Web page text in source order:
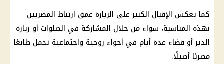
كما يعكس الإقبال الكبير على الزيارة عمق ارتباط المصريين
بهذه المناسبة، سواء من خلال المشاركة في الصلوات أو زيارة
الدير أو قضاء عدة أيام في أجواء روحية واجتماعية تحمل طابعًا
مصريًا أصيلًا.